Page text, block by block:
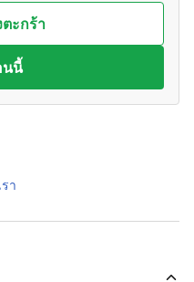
ตะกร้า
นนี้
า